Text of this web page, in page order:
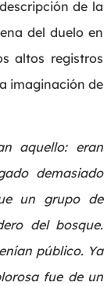
de la
del duelo en
altos registros
imaginación de
aquello: eran
demasiado
un grupo de
del bosque.
público. Ya
fue de un